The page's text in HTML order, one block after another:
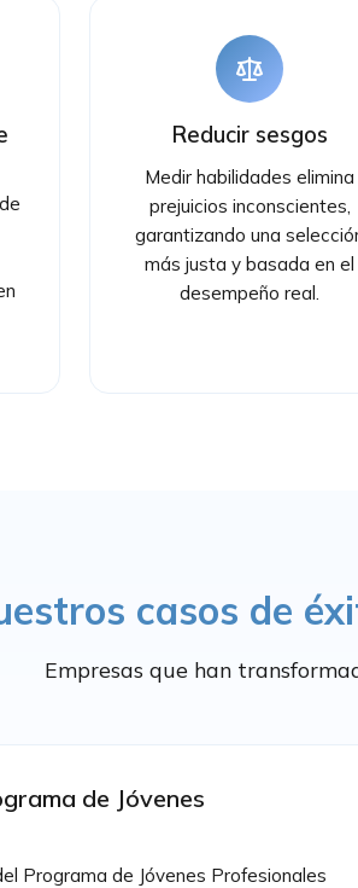
Reducir sesgos
Medir habilidades elimina
prejuicios inconscientes,
garantizando una
más justa y basada en el
desempeño real.
casos de
Empresas que han
de Jóvenes
Programa de Jóvenes Profesionales